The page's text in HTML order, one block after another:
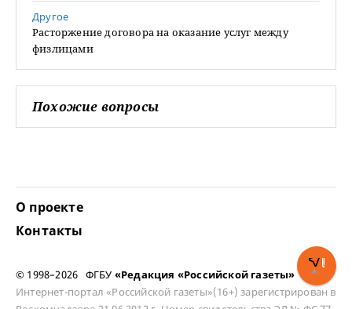
Другое
Расторжение договора на оказание услуг между
физлицами
Похожие вопросы
О проекте
Контакты
© 1998–2026 ФГБУ «Редакция «Российской газеты»
Интернет-портал «Российской газеты»(16+) зарегистрирован в